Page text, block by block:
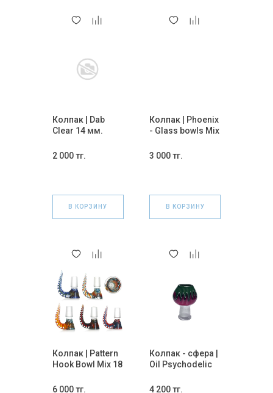
Колпак | Dab
Clear 14 мм.
2 000 тг.
В КОРЗИНУ
Колпак | Phoenix
- Glass bowls Mix
3 000 тг.
В КОРЗИНУ
Колпак | Pattern
Hook Bowl Mix 18
6 000 тг.
Колпак - сфера |
Oil Psychodelic
4 200 тг.